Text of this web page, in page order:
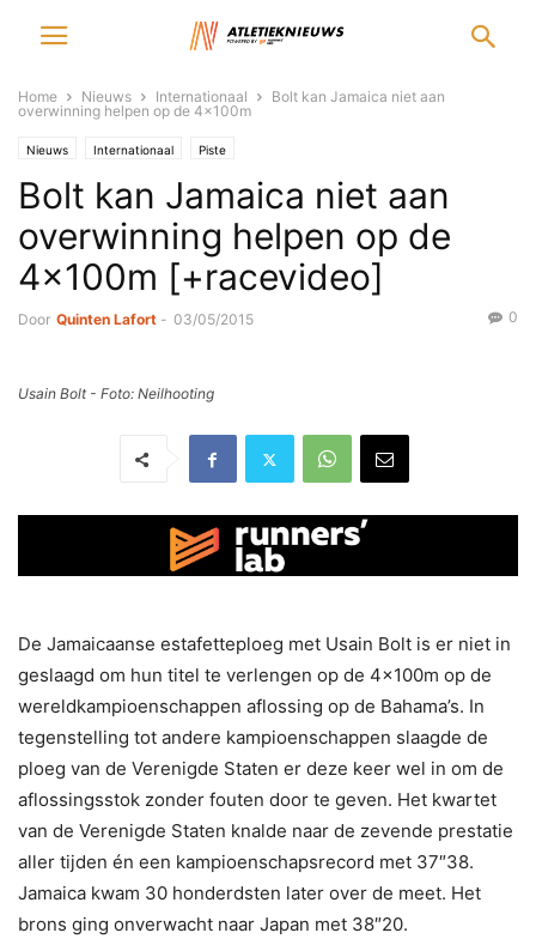
Home Nieuws Internationaal
Bolt kan Jamaica niet aan
overwinning helpen op de 4x100m
Nieuws Internationaal Piste
Bolt kan Jamaica niet aan
overwinning helpen op de
4x100m [+racevideo]
Door Quinten Lafort - 03/05/2015 0
Usain Bolt - Foto: Neilhooting
De Jamaicaanse estafetteploeg met Usain Bolt is er niet in
geslaagd om hun titel te verlengen op de 4x100m op de
wereldkampioenschappen aflossing op de Bahama’s. In
tegenstelling tot andere kampioenschappen slaagde de
ploeg van de Verenigde Staten er deze keer wel in om de
aflossingsstok zonder fouten door te geven. Het kwartet
van de Verenigde Staten knalde naar de zevende prestatie
aller tijden én een kampioenschapsrecord met 37″38.
Jamaica kwam 30 honderdsten later over de meet. Het
brons ging onverwacht naar Japan met 38″20.